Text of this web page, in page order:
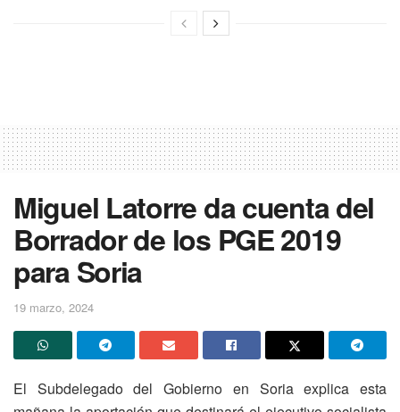
Miguel Latorre da cuenta del
Borrador de los PGE 2019
para Soria
19 marzo, 2024
El Subdelegado del Gobierno en Soria explica esta